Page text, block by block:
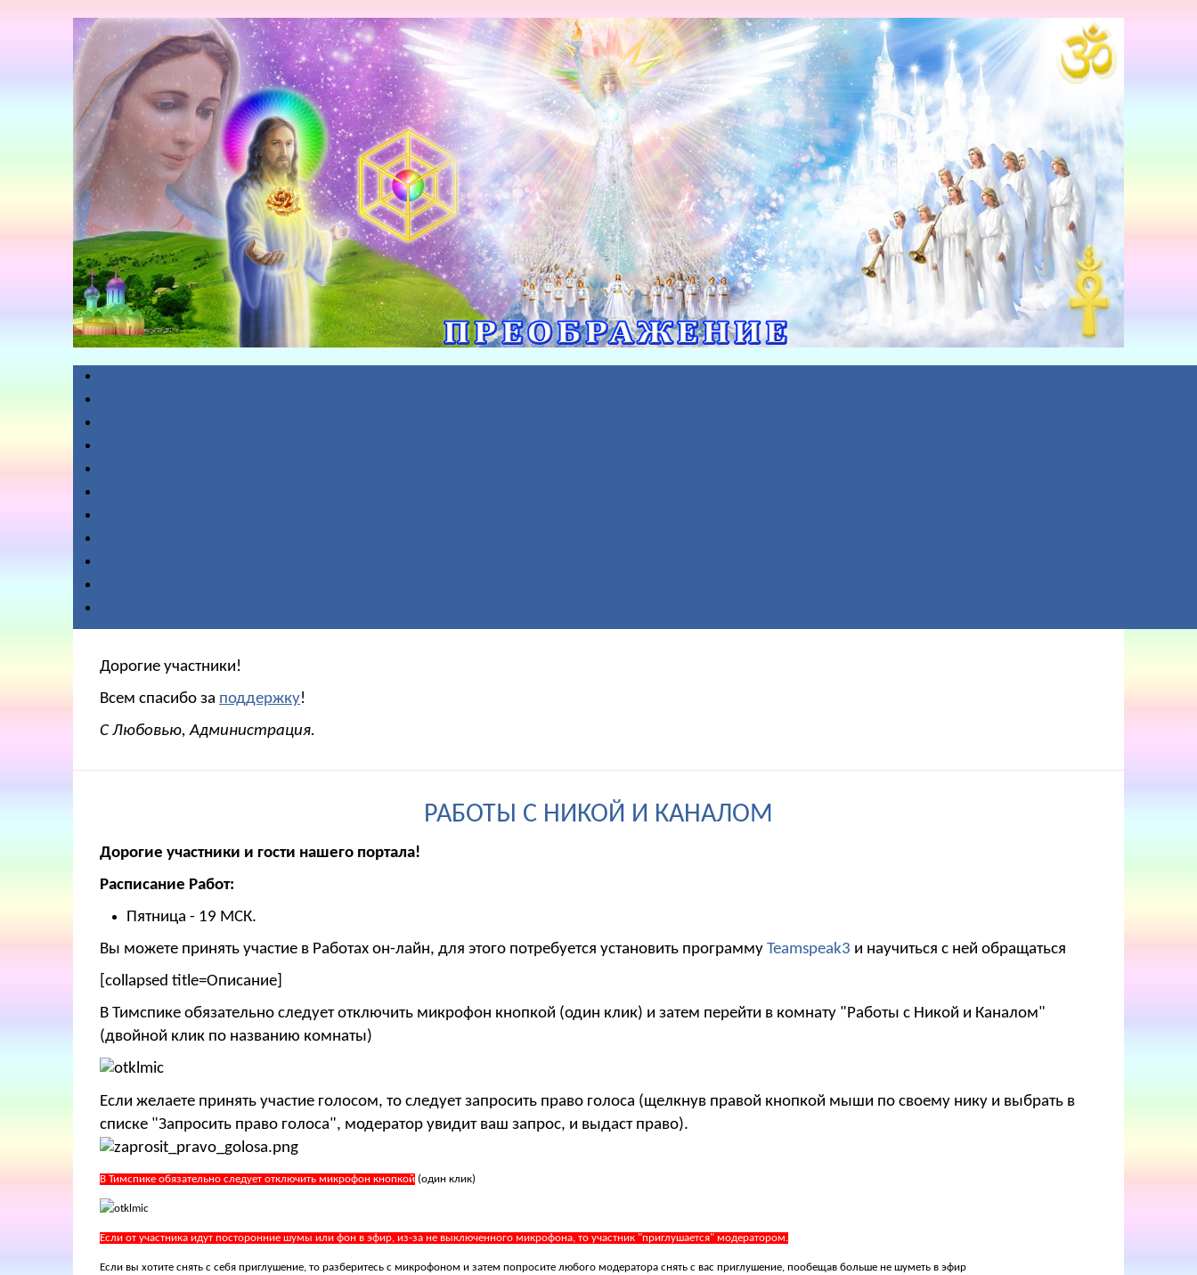
Дорогие участники!
Всем спасибо за поддержку!
С Любовью, Администрация.
РАБОТЫ С НИКОЙ И КАНАЛОМ
Дорогие участники и гости нашего портала!
Расписание Работ:
Пятница - 19 МСК.
Вы можете принять участие в Работах он-лайн, для этого потребуется установить программу Teamspeak3 и научиться с ней обращаться
[collapsed title=Описание]
В Тимспике обязательно следует отключить микрофон кнопкой (один клик) и затем перейти в комнату "Работы с Никой и Каналом"
(двойной клик по названию комнаты)
Если желаете принять участие голосом, то следует запросить право голоса (щелкнув правой кнопкой мыши по своему нику и выбрать в
списке "Запросить право голоса", модератор увидит ваш запрос, и выдаст право).
В Тимспике обязательно следует отключить микрофон кнопкой (один клик)
Если от участника идут посторонние шумы или фон в эфир, из-за не выключенного микрофона, то участник "приглушается" модератором.
Если вы хотите снять с себя приглушение, то разберитесь с микрофоном и затем попросите любого модератора снять с вас приглушение, пообещав больше не шуметь в эфир